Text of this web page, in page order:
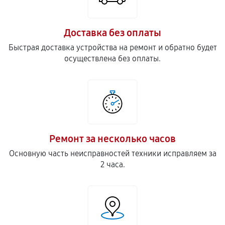
Замена прокладок, хомутов
240 от 30 мин
от 60 мин
Замена резервуара с водой
Замена насадок кофемашины
от 60 мин
Доставка без оплаты
Быстрая доставка устройства на ремонт и обратно будет
осуществлена без оплаты.
Ремонт за несколько часов
Основную часть неисправностей техники исправляем за
2 часа.